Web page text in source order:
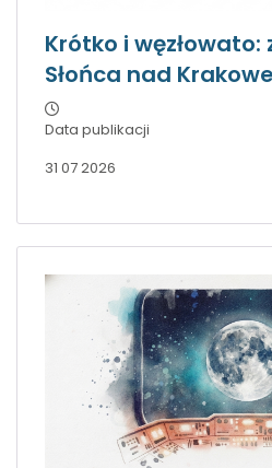
Krótko i
Słońca nad
Data publikacji
31 07 2026